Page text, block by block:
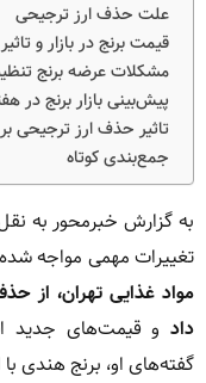
علت حذف ارز ترجیحی
قیمت برنج در بازار و
مشکلات عرضه برنج تنظیم
پیش‌بینی بازار برنج در
تاثیر حذف ارز ترجیحی
جمع‌بندی کوتاه
به گزارش خبرمحور به نقل
تغییرات مهمی مواجه
مواد غذایی تهران، از
داد و قیمت‌های جدید
گفته‌های او، برنج هندی با